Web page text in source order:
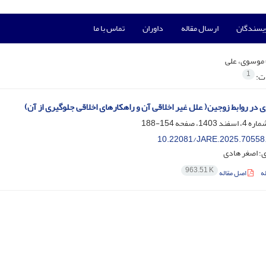
ارسال مقاله داوران تماس با ما
موسوی، علی
1
در روابط زوجین( علل غیر اخلاقی آن و راهکارهای اخلاقی جلوگیری از آن)
154-188
10.22081/
اصغر هادی
اصل مقاله 963.51 K